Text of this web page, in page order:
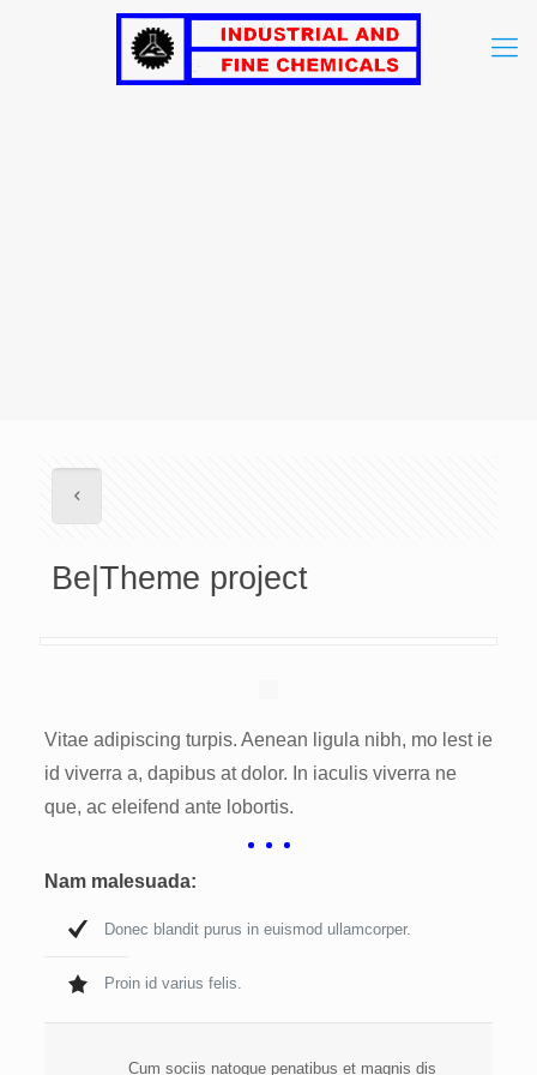
Be|Theme project
Vitae adipiscing turpis. Aenean ligula nibh, mo lest ie
id viverra a, dapibus at dolor. In iaculis viverra ne
que, ac eleifend ante lobortis.
Nam malesuada:
Donec blandit purus in euismod ullamcorper.
Proin id varius felis.
Cum sociis natoque penatibus et magnis dis